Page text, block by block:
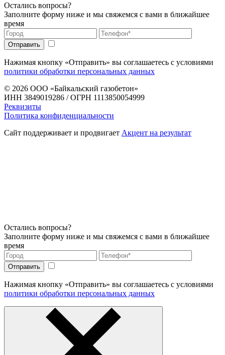
Остались вопросы?
Заполните форму ниже и мы свяжемся с вами в ближайшее
время
Нажимая кнопку «Отправить» вы соглашаетесь с условиями
политики обработки персональных данных
© 2026 ООО «Байкальский газобетон»
ИНН 3849019286 / ОГРН 1113850054999
Реквизиты
Политика конфиденциальности
Сайт поддерживает и продвигает Акцент на результат
Остались вопросы?
Заполните форму ниже и мы свяжемся с вами в ближайшее
время
Нажимая кнопку «Отправить» вы соглашаетесь с условиями
политики обработки персональных данных